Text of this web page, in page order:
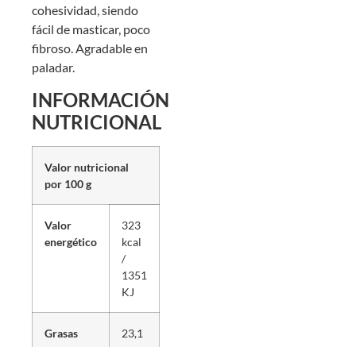
cohesividad, siendo
fácil de masticar, poco
fibroso. Agradable en
paladar.
INFORMACIÓN
NUTRICIONAL
Valor nutricional
por 100 g
Valor
energético
323
kcal
/
1351
KJ
Grasas
23,1